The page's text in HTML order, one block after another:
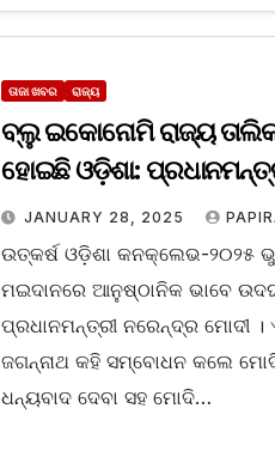
ତାଜା ଖବର ରାଜ୍ୟ
ବ୍ଲୁ ଇକୋନୋମି ରାଜ୍ୟ
ହୋଇଛି ଓଡ଼ିଶା:
JANUARY 28, 2025
ଉତ୍କର୍ଷ ଓଡ଼ିଶା କନକ୍ଲେଭ-୨୦୨୫
ମଇଦାନରେ ଆନୁଷ୍ଠାନିକ ଭାବେ
ପ୍ରଧାନମନ୍ତ୍ରୀ ନରେନ୍ଦ୍ର ମୋଦୀ
ଜଗନ୍ନାଥ କହି ସମ୍ବୋଧନ କଲେ
ଧନ୍ୟବାଦ ଦେବା ସହ ମୋଦି…